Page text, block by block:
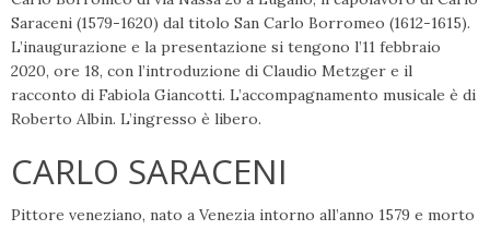
Saraceni (1579-1620) dal titolo San Carlo Borromeo (1612-1615).
L’inaugurazione e la presentazione si tengono l’11 febbraio
2020, ore 18, con l’introduzione di Claudio Metzger e il
racconto di Fabiola Giancotti. L’accompagnamento musicale è di
Roberto Albin. L’ingresso è libero.
CARLO SARACENI
Pittore veneziano, nato a Venezia intorno all’anno 1579 e morto